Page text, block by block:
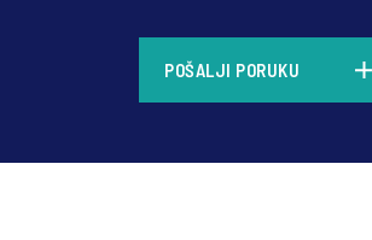
POŠALJI PORUKU